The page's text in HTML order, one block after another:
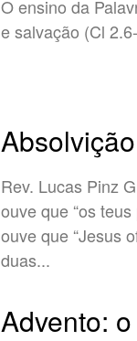
O ensino da
e salvação (Cl
Rev. Lucas Pinz
ouve que “os
ouve que “Jesus
duas...
Advento: